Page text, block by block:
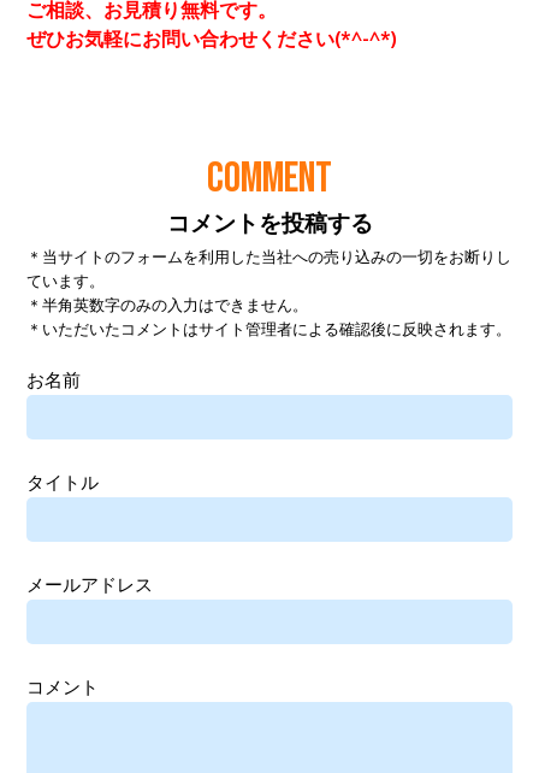
COMMENT
コメントを投稿する
＊当サイトのフォームを利用した当社への売り込みの一切をお断りし
ています。
＊半角英数字のみの入力はできません。
＊いただいたコメントはサイト管理者による確認後に反映されます。
お名前
タイトル
メールアドレス
コメント